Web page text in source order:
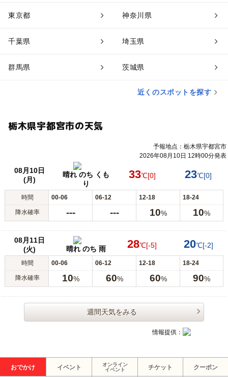
東京都 神奈川県
千葉県 埼玉県
群馬県 茨城県
近くのスポットを探す
栃木県宇都宮市の天気
予報地点：栃木県宇都宮市
2026年08月10日 12時00分発表
08月10日
(月)
晴れ のち くも
り
33℃[0] 23℃[0]
時間 00-06 06-12 12-18 18-24
降水確率 --- --- 10% 10%
08月11日
(火)
晴れ のち 雨 28℃[-5] 20℃[-2]
時間 00-06 06-12 12-18 18-24
降水確率 10% 60% 60% 90%
週間天気をみる
情報提供：
おでかけ イベント
オンライン
イベント
チケット クーポン